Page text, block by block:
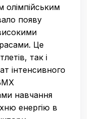
олімпійським
появу
Це
так і
інтенсивного
навчання
енергію в